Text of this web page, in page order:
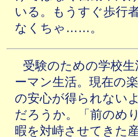
いる。もうすぐ歩行
なくちゃ……。
受験のための学校
ーマン生活。現在の
の安心が得られない
だろうか。「前のめ
暇を対峙させてきた